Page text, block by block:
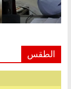
22 فبراير، 2026
الطقس